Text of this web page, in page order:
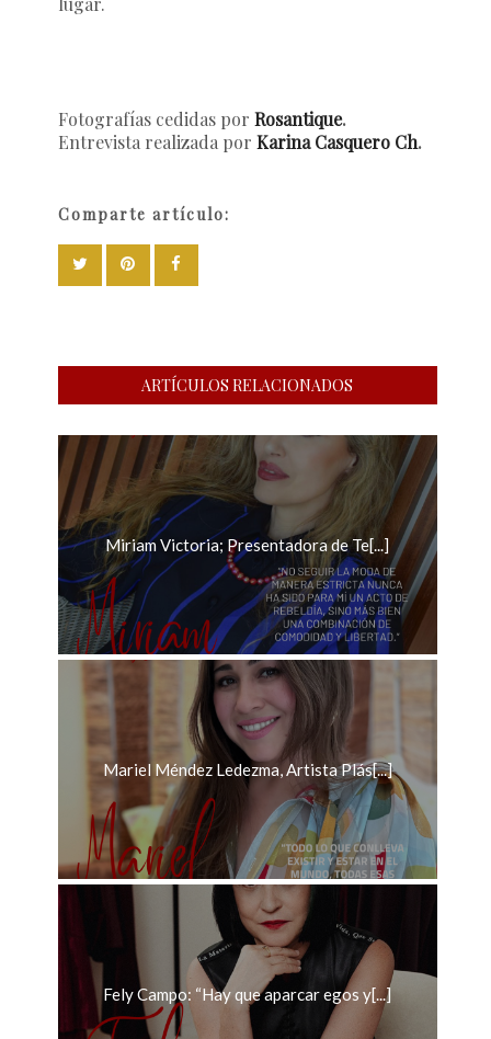
Fotografías cedidas por Rosantique.
Entrevista realizada por Karina Casquero Ch.
Comparte artículo:
ARTÍCULOS RELACIONADOS
Miriam Victoria; Presentadora de Te[...]
Mariel Méndez Ledezma, Artista Plás[...]
Fely Campo: “Hay que aparcar egos y[...]